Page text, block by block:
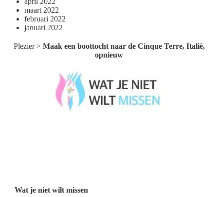
maart 2022
februari 2022
januari 2022
Plezier> Maak een boottocht naar de Cinque Terre, Italië,
opnieuw
Wat je niet wilt missen